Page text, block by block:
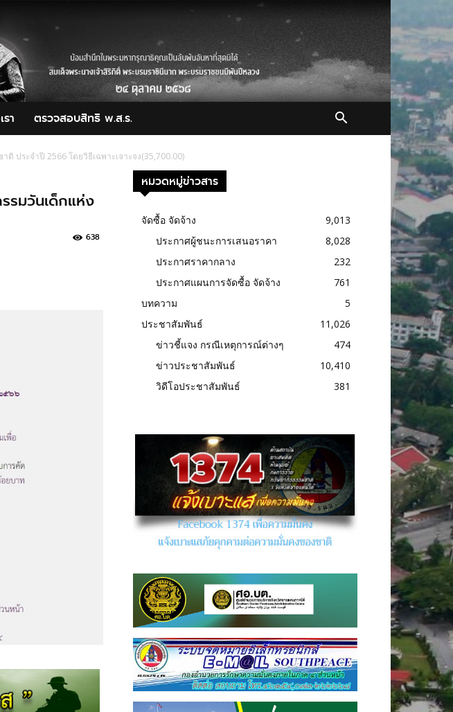
า ตรวจสอบสิทธิ พ.ส.ร.
ประจำปี 2566 โดยวิธีเฉพาะเจาะจง(35,700.00)
รมวันเด็กแห่ง
638
หมวดหมู่ข่าวสาร
จัดซื้อ จัดจ้าง
9,013
ประกาศผู้ชนะการเสนอราคา
8,028
ประกาศราคากลาง
232
ประกาศแผนการจัดซื้อ จัดจ้าง
761
บทความ
5
ประชาสัมพันธ์
11,026
ข่าวชี้แจง กรณีเหตุการณ์ต่างๆ
474
ข่าวประชาสัมพันธ์
10,410
วิดีโอประชาสัมพันธ์
381